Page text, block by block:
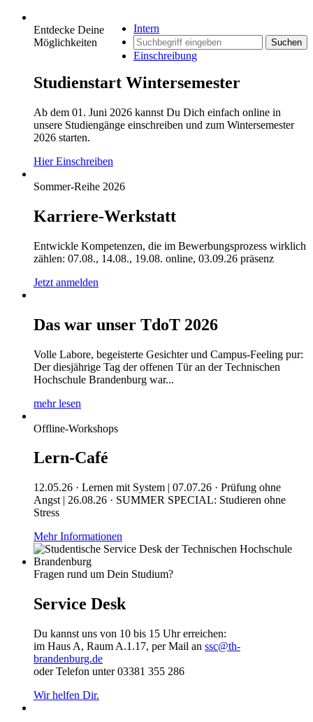
Intern
Suchen
Einschreibung
Entdecke Deine
Möglichkeiten
Studienstart Wintersemester
Ab dem 01. Juni 2026 kannst Du Dich einfach online in
unsere Studiengänge einschreiben und zum Wintersemester
2026 starten.
Hier Einschreiben
Sommer-Reihe 2026
Karriere-Werkstatt
Entwickle Kompetenzen, die im Bewerbungsprozess wirklich
zählen: 07.08., 14.08., 19.08. online, 03.09.26 präsenz
Jetzt anmelden
Das war unser TdoT 2026
Volle Labore, begeisterte Gesichter und Campus-Feeling pur:
Der diesjährige Tag der offenen Tür an der Technischen
Hochschule Brandenburg war...
mehr lesen
Offline-Workshops
Lern-Café
12.05.26 · Lernen mit System | 07.07.26 · Prüfung ohne
Angst | 26.08.26 · SUMMER SPECIAL: Studieren ohne
Stress
Mehr Informationen
Fragen rund um Dein Studium?
Service Desk
Du kannst uns von 10 bis 15 Uhr erreichen:
im Haus A, Raum A.1.17, per Mail an ssc@th-
brandenburg.de
oder Telefon unter 03381 355 286
Wir helfen Dir.